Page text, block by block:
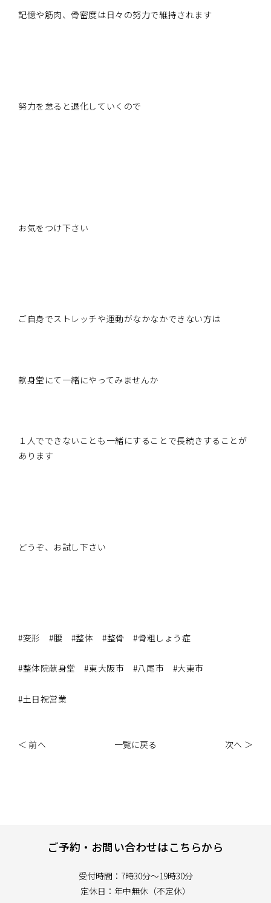
記憶や筋肉、骨密度は日々の努力で維持されます
努力を怠ると退化していくので
お気をつけ下さい
ご自身でストレッチや運動がなかなかできない方は
献身堂にて一緒にやってみませんか
１人でできないことも一緒にすることで長続きすることが
あります
どうぞ、お試し下さい
#変形 #腰 #整体 #整骨 #骨粗しょう症
#整体院献身堂 #東大阪市 #八尾市 #大東市
#土日祝営業
＜ 前へ 一覧に戻る 次へ ＞
ご予約・お問い合わせはこちらから
受付時間：7時30分～19時30分
定休日：年中無休（不定休）